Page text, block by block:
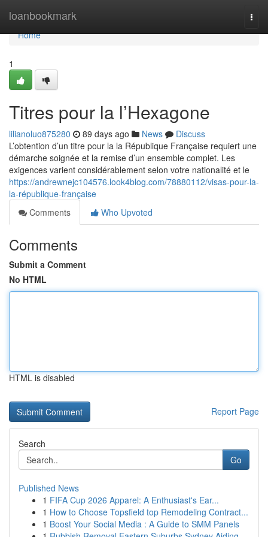
loanbookmark
Home
Home
1
Titres pour la l’Hexagone
lilianoluo875280 89 days ago News
Discuss
L’obtention d’un titre pour la la République Française requiert une
démarche soignée et la remise d’un ensemble complet. Les
exigences varient considérablement selon votre nationalité et le
https://andrewnejc104576.look4blog.com/78880112/visas-pour-la-
la-république-française
Comments
Who Upvoted
Comments
Submit a Comment
No HTML
HTML is disabled
Report Page
Search
Go
Published News
1 FIFA Cup 2026 Apparel: A Enthusiast's Ear...
1 How to Choose Topsfield top Remodeling Contract...
1 Boost Your Social Media : A Guide to SMM Panels